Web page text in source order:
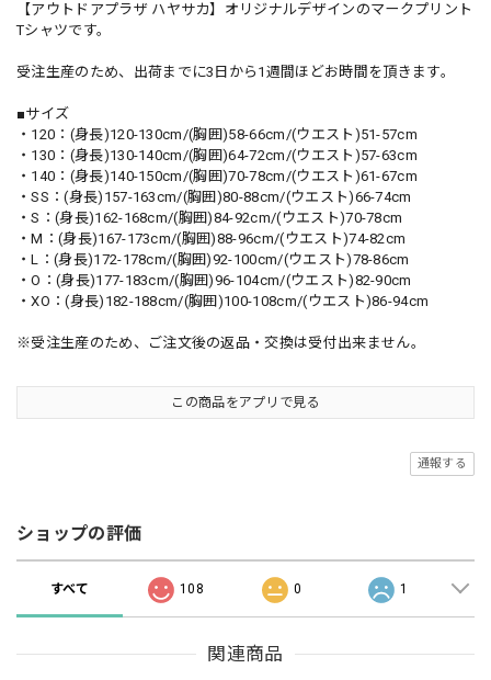
【アウトドアプラザ ハヤサカ】オリジナルデザインのマークプリント
Tシャツです。
受注生産のため、出荷までに3日から1週間ほどお時間を頂きます。
■サイズ
・120：(身長)120-130cm/(胸囲)58-66cm/(ウエスト)51-57cm
・130：(身長)130-140cm/(胸囲)64-72cm/(ウエスト)57-63cm
・140：(身長)140-150cm/(胸囲)70-78cm/(ウエスト)61-67cm
・SS：(身長)157-163cm/(胸囲)80-88cm/(ウエスト)66-74cm
・S：(身長)162-168cm/(胸囲)84-92cm/(ウエスト)70-78cm
・M：(身長)167-173cm/(胸囲)88-96cm/(ウエスト)74-82cm
・L：(身長)172-178cm/(胸囲)92-100cm/(ウエスト)78-86cm
・O：(身長)177-183cm/(胸囲)96-104cm/(ウエスト)82-90cm
・XO：(身長)182-188cm/(胸囲)100-108cm/(ウエスト)86-94cm
※受注生産のため、ご注文後の返品・交換は受付出来ません。
この商品をアプリで見る
通報する
ショップの評価
すべて 108 0 1
関連商品